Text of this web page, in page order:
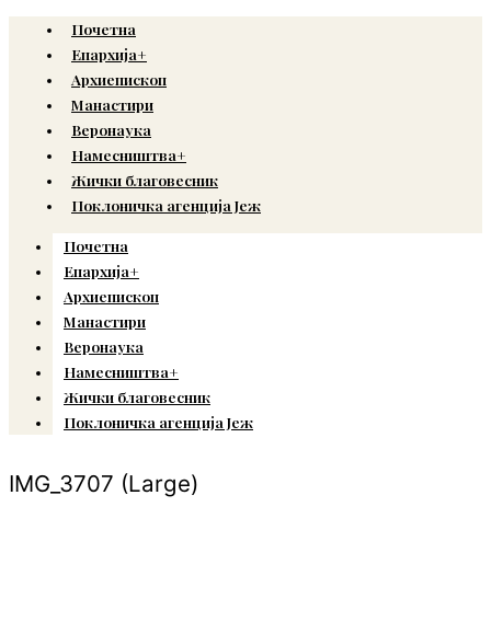
Почетна
Епархија+
Архиепископ
Манастири
Веронаука
Намесништва+
Жички благовесник
Поклоничка агенција Јеж
Почетна
Епархија+
Архиепископ
Манастири
Веронаука
Намесништва+
Жички благовесник
Поклоничка агенција Јеж
IMG_3707 (Large)